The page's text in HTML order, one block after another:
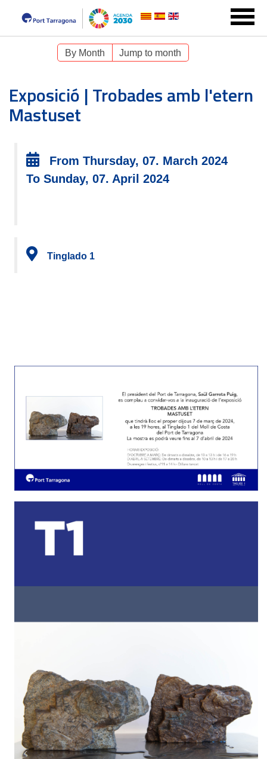
By Month Jump to month
Exposició | Trobades amb l'etern
Mastuset
From Thursday, 07. March 2024
To Sunday, 07. April 2024
Tinglado 1